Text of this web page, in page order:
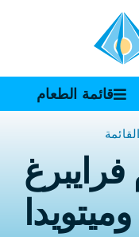
قائمة الطعام
وميتويدا